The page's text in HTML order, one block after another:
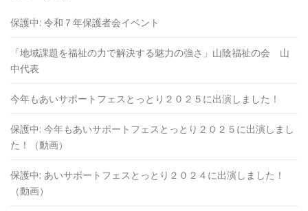
保護中: 令和７年保護者会イベント
「地域課題を福祉の⼒で解決する魅⼒の強さ」山陰福祉の会 山
中代表
今年もあいサポートフェスとっとり２０２５に出演しました！
保護中: 今年もあいサポートフェスとっとり２０２５に出演しまし
た！（動画）
保護中: あいサポートフェスとっとり２０２４に出演しました！
（動画）